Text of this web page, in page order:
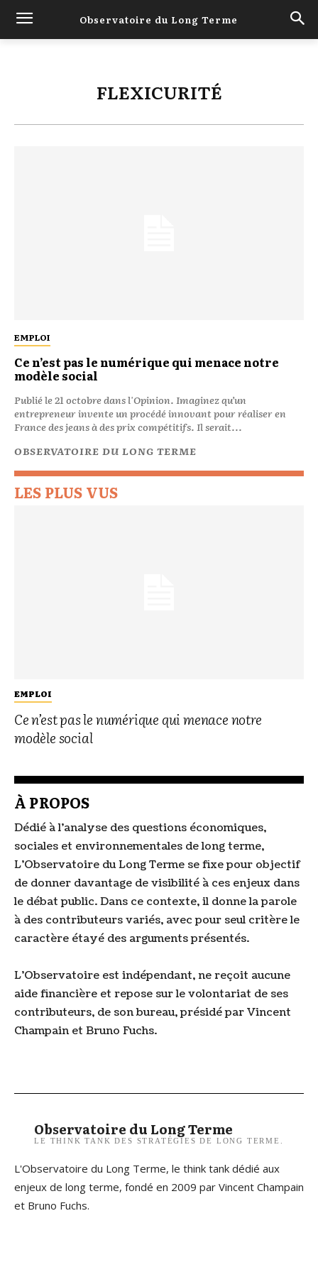
Observatoire du Long Terme
FLEXICURITÉ
EMPLOI
Ce n’est pas le numérique qui menace notre
modèle social
Publié le 21 octobre dans l'Opinion. Imaginez qu’un
entrepreneur invente un procédé innovant pour réaliser en
France des jeans à des prix compétitifs. Il serait...
OBSERVATOIRE DU LONG TERME
LES PLUS VUS
EMPLOI
Ce n’est pas le numérique qui menace notre
modèle social
À PROPOS
Dédié à l’analyse des questions économiques,
sociales et environnementales de long terme,
L’Observatoire du Long Terme se fixe pour objectif
de donner davantage de visibilité à ces enjeux dans
le débat public. Dans ce contexte, il donne la parole
à des contributeurs variés, avec pour seul critère le
caractère étayé des arguments présentés.
L’Observatoire est indépendant, ne reçoit aucune
aide financière et repose sur le volontariat de ses
contributeurs, de son bureau, présidé par Vincent
Champain et Bruno Fuchs.
Observatoire du Long Terme
LE THINK TANK DES STRATÉGIES DE LONG TERME.
L'Observatoire du Long Terme, le think tank dédié aux
enjeux de long terme, fondé en 2009 par Vincent Champain
et Bruno Fuchs.